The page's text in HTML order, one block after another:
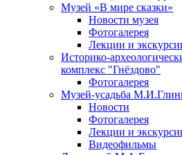
Музей «В мире сказки»
Новости музея
Фотогалерея
Лекции и
Историко-
комплекс "Гнёздово"
Фотогалерея
Музей-усадьба
Новости
Фотогалерея
Лекции и
Видеофильмы